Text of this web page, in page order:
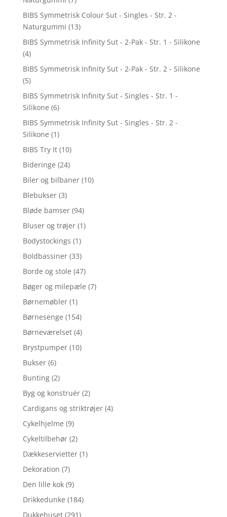
BIBS Symmetrisk Colour Sut - Singles - Str. 2 -
Naturgummi (13)
BIBS Symmetrisk Infinity Sut - 2-Pak - Str. 1 - Silikone
(4)
BIBS Symmetrisk Infinity Sut - 2-Pak - Str. 2 - Silikone
(5)
BIBS Symmetrisk Infinity Sut - Singles - Str. 1 -
Silikone (6)
BIBS Symmetrisk Infinity Sut - Singles - Str. 2 -
Silikone (1)
BIBS Try It (10)
Bideringe (24)
Biler og bilbaner (10)
Blebukser (3)
Bløde bamser (94)
Bluser og trøjer (1)
Bodystockings (1)
Boldbassiner (33)
Borde og stole (47)
Bøger og milepæle (7)
Børnemøbler (1)
Børnesenge (154)
Børneværelset (4)
Brystpumper (10)
Bukser (6)
Bunting (2)
Byg og konstruér (2)
Cardigans og striktrøjer (4)
Cykelhjelme (9)
Cykeltilbehør (2)
Dækkeservietter (1)
Dekoration (7)
Den lille kok (9)
Drikkedunke (184)
Dukkehuset (291)